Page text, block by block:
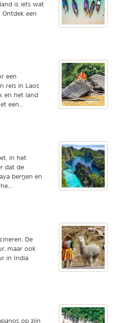
is iets wat
een
een
reis in Laos
en het land
een...
in het
dat de
bergen en
De
maar ook
in India
op zijn